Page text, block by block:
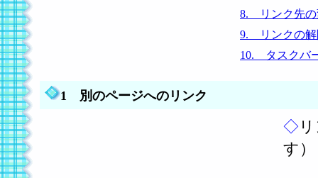
8. リンク先の
9. リンクの解
10. タスクバ
1 別のページへのリンク
◇
す